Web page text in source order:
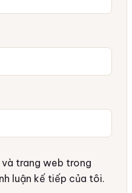
trang web trong
luận kế tiếp của tôi.